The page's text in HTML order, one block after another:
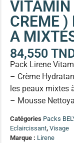
(13)
Soin anti-
Soin pointes
Soins
Pour chaque
Soins cibés
Soins ciblé
Soins ciblé
Soins ciblés
VITAMIN
CREME )
A
84,550
Pack Lirene
– Crème
les peaux mixtes
– Mousse
Catégories Packs
Eclaircissant, Visage
Marque : Lirene